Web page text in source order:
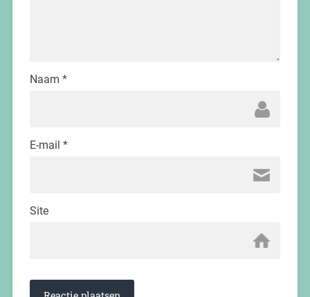
Naam *
E-mail *
Site